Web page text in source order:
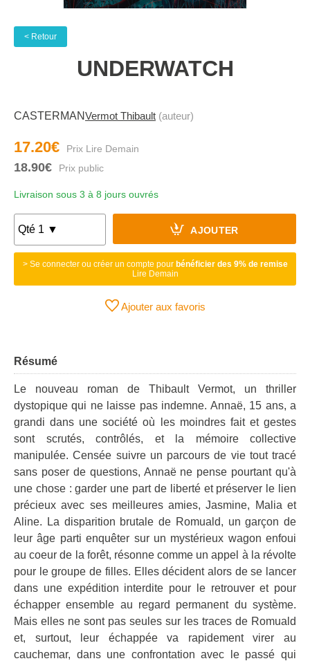
< Retour
UNDERWATCH
CASTERMANVermot Thibault (auteur)
17.20€
18.90€
Livraison sous 3 à 8 jours ouvrés
AJOUTER
> Se connecter ou créer un compte pour bénéficier des 9% de remise
Lire Demain
Ajouter aux favoris
Résumé
Le nouveau roman de Thibault Vermot, un thriller
dystopique qui ne laisse pas indemne. Annaë, 15 ans, a
grandi dans une société où les moindres fait et gestes
sont scrutés, contrôlés, et la mémoire collective
manipulée. Censée suivre un parcours de vie tout tracé
sans poser de questions, Annaë ne pense pourtant qu'à
une chose : garder une part de liberté et préserver le lien
précieux avec ses meilleures amies, Jasmine, Malia et
Aline. La disparition brutale de Romuald, un garçon de
leur âge parti enquêter sur un mystérieux wagon enfoui
au coeur de la forêt, résonne comme un appel à la révolte
pour le groupe de filles. Elles décident alors de se lancer
dans une expédition interdite pour le retrouver et pour
échapper ensemble au regard permanent du système.
Mais elles ne sont pas seules sur les traces de Romuald
et, surtout, leur échappée va rapidement virer au
cauchemar, dans une confrontation avec le passé qui